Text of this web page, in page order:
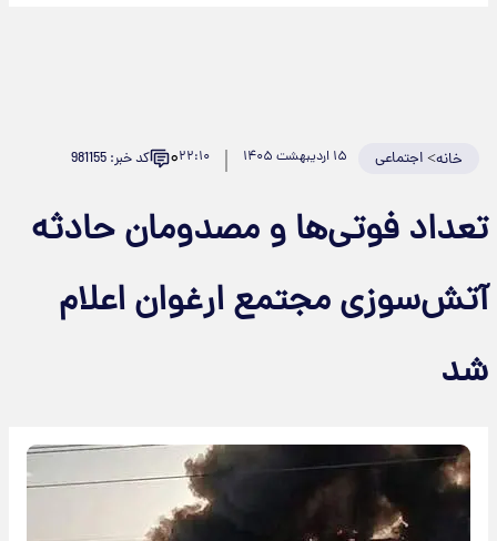
خانه>اجتماعی ۱۵ اردیبهشت ۱۴۰۵ ۲۲:۱۰۰ کد خبر: 981155
تعداد فوتی‌ها و مصدومان حادثه
آتش‌سوزی مجتمع ارغوان اعلام
شد